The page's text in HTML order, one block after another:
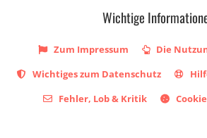
Wichtige
Zum Impressum
Die
Wichtiges zum Datenschutz
Fehler, Lob & Kritik